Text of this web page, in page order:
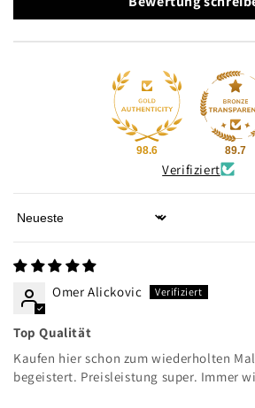
98.6 89.7
Verifiziert
Sort by
Omer Alickovic
Top Qualität
Kaufen hier schon zum wiederholten
begeistert. Preisleistung super. Immer